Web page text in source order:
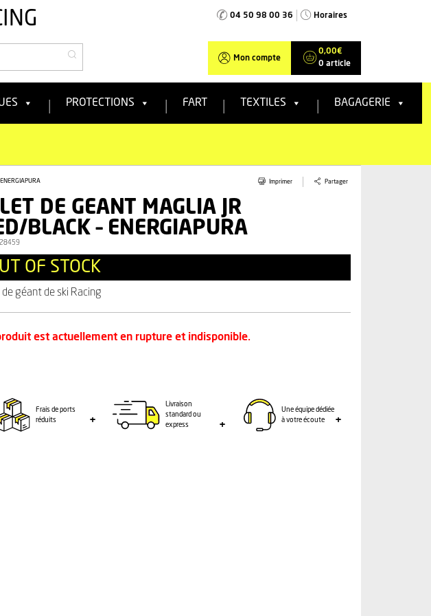
04 50 98 00 36 Horaires
Mon compte
0,00€
0 article
PROTECTIONS FART TEXTILES BAGAGERIE
Imprimer Partager
DE GEANT MAGLIA JR
BLACK – ENERGIAPURA
OF STOCK
de géant de ski Racing
est actuellement en rupture et indisponible.
Frais de ports
réduits
Livraison
standard ou
express
Une équipe dédiée
à votre écoute